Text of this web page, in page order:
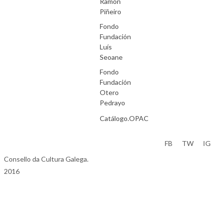
Piñeiro
Fondo
Fundación
Luís
Seoane
Fondo
Fundación
Otero
Pedrayo
Catálogo.OPAC
Consello da Cultura Galega.
2016
FB TW IG